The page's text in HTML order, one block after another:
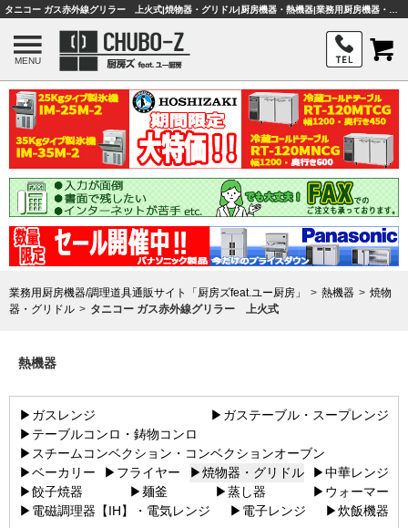
MENU
業務用厨房機器/調理道具通販サイト「厨房ズfeat.ユー厨房」 熱機器
焼物
器・グリドル
タニコー ガス赤外線グリラー 上火式
熱機器
▶ガスレンジ
▶ガステーブル・スープレンジ
▶テーブルコンロ・鋳物コンロ
▶スチームコンベクション・コンベクションオーブン
▶ベーカリー
▶フライヤー ▶焼物器・グリドル
▶中華レンジ
▶餃子焼器
▶麺釜 ▶蒸し器
▶ウォーマー
▶電磁調理器【IH】・電気レンジ
▶電子レンジ ▶炊飯機器